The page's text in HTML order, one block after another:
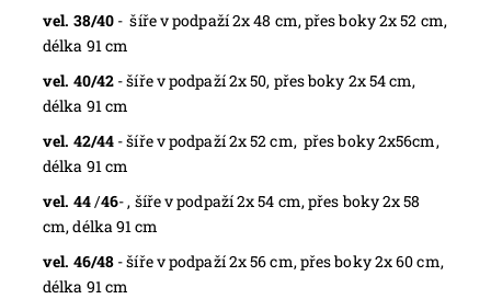
vel. 38/40 - šíře v podpaží 2x 48 cm, přes boky 2x 52 cm,
délka 91 cm
vel. 40/42 - šíře v podpaží 2x 50, přes boky 2x 54 cm,
délka 91 cm
vel. 42/44 - šíře v podpaží 2x 52 cm, přes boky 2x56cm,
délka 91 cm
vel. 44/46- , šíře v podpaží 2x 54 cm, přes boky 2x 58
cm, délka 91 cm
vel. 46/48 - šíře v podpaží 2x 56 cm, přes boky 2x 60 cm,
délka 91 cm